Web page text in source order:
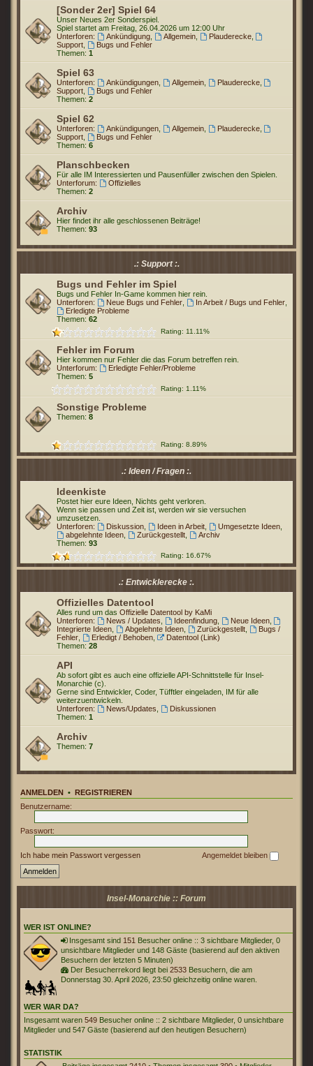
[Sonder 2er] Spiel 64
Unser Neues 2er Sonderspiel.
Spiel startet am Freitag, 26.04.2026 um 12:00 Uhr
Unterforen:
Ankündigung, Allgemein, Plauderecke,
Support
Bugs und Fehler
Themen: 1
Spiel 63
Unterforen: Ankündigungen, Allgemein, Plauderecke,
Support
Bugs und Fehler
Themen: 2
Spiel 62
Unterforen: Ankündigungen, Allgemein, Plauderecke,
Support
Bugs und Fehler
Themen: 6
Planschbecken
Für alle IM Interessierten und Pausenfüller zwischen den Spielen.
Unterforum:
Offizielles
Themen: 2
Archiv
Hier findet ihr alle geschlossenen Beiträge!
Themen: 93
.: Support :.
Bugs und Fehler im Spiel
Bugs und Fehler In-Game kommen hier rein.
Unterforen:
Neue Bugs und Fehler, In Arbeit / Bugs und Fehler,
Erledigte Probleme
Themen: 62
Rating: 11.11%
Fehler im Forum
Hier kommen nur Fehler die das Forum betreffen rein.
Unterforum:
Erledigte Fehler/Probleme
Themen: 5
Rating: 1.11%
Sonstige Probleme
Themen: 8
Rating: 8.89%
.: Ideen / Fragen :.
Ideenkiste
Postet hier eure Ideen, Nichts geht verloren.
Wenn sie passen und Zeit ist, werden wir sie versuchen
umzusetzen.
Unterforen:
Diskussion, Ideen in Arbeit, Umgesetzte Ideen,
abgelehnte Ideen, Zurückgestellt,
Archiv
Themen: 93
Rating: 16.67%
.: Entwicklerecke :.
Offizielles Datentool
Alles rund um das Offizielle Datentool by KaMi
Unterforen:
News / Updates Ideenfindung, Neue Ideen,
Integrierte Ideen
Abgelehnte Ideen, Zurückgestellt,
Bugs /
Fehler
Erledigt / Behoben,
Datentool (Link)
Themen: 28
API
Ab sofort gibt es auch eine offizielle API-Schnittstelle für Insel-
Monarchie (c).
Gerne sind Entwickler, Coder, Tüfftler eingeladen, IM für alle
weiterzuentwickeln.
Unterforen:
News/Updates
Diskussionen
Themen: 1
Archiv
Themen: 7
ANMELDEN • REGISTRIEREN
Benutzername:
Passwort:
Ich habe mein Passwort vergessen Angemeldet bleiben
Insel-Monarchie :: Forum
WER IST ONLINE?
Insgesamt sind 151 Besucher online :: 3 sichtbare Mitglieder, 0
unsichtbare Mitglieder und 148 Gäste (basierend auf den aktiven
Besuchern der letzten 5 Minuten)
Der Besucherrekord liegt bei 2533 Besuchern, die am
Donnerstag 30. April 2026, 23:50 gleichzeitig online waren.
WER WAR DA?
Insgesamt waren 549 Besucher online :: 2 sichtbare Mitglieder, 0 unsichtbare
Mitglieder und 547 Gäste (basierend auf den heutigen Besuchern)
STATISTIK